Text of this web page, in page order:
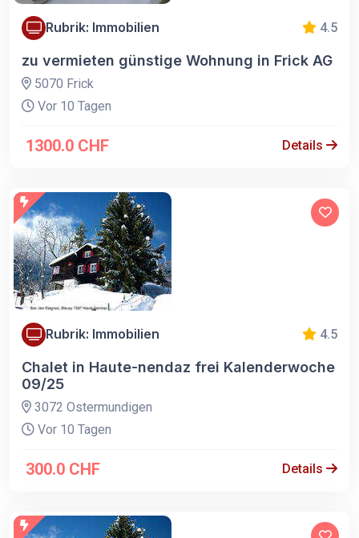
Rubrik: Immobilien 4.5
zu vermieten günstige Wohnung in Frick AG
5070 Frick
Vor 10 Tagen
1300.0 CHF Details
Rubrik: Immobilien 4.5
Chalet in Haute-nendaz frei Kalenderwoche
09/25
3072 Ostermundigen
Vor 10 Tagen
300.0 CHF Details